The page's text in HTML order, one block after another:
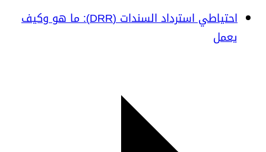
احتياطي استرداد السندات (DRR): ما هو وكيف
يعمل